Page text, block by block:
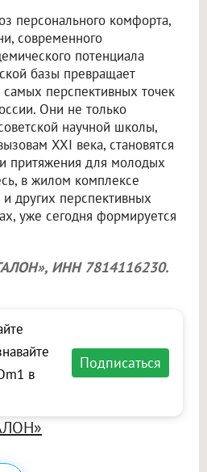
персонального комфорта,
современного
потенциала
базы превращает
перспективных точек
Они не только
научной школы,
XXI века, становятся
притяжения для молодых
в жилом комплексе
других перспективных
уже сегодня формируется
ИНН 7814116230.
в
Подписаться